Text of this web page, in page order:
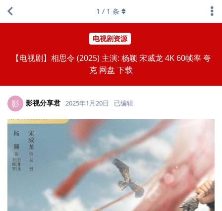
电视剧资源
【电视剧】相思令 (2025) 主演: 杨颖 宋威龙 4K 60帧率 夸
克 网盘 下载
1 / 1 条
影 影视分享君 2025年1月20日 已编辑